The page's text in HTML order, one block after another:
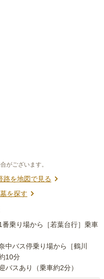
がございます。
路を地図で見る
を探す
番乗り場から［若葉台行］乗車
中バス停乗り場から［鶴川
10分
バスあり（乗車約2分）